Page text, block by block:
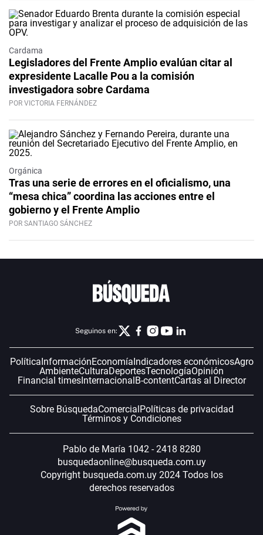
Cardama
Legisladores del Frente Amplio evalúan citar al
expresidente Lacalle Pou a la comisión
investigadora sobre Cardama
POR VICTORIA FERNÁNDEZ
Orgánica
Tras una serie de errores en el oficialismo, una
“mesa chica” coordina las acciones entre el
gobierno y el Frente Amplio
POR SANTIAGO SÁNCHEZ
Seguinos en:
PolíticaInformaciónEconomíaIndicadores económicosAgro
AmbienteCulturaDeportesTecnologíaOpinión
Financial timesInternacionalB-contentCartas al Director
Sobre BúsquedaComercialPolíticas de privacidad
Términos y Condiciones
Pablo de María 1042 - 2418 8280
busquedaonline@busqueda.com.uy
Copyright busqueda.com.uy 2024 Todos los
derechos reservados